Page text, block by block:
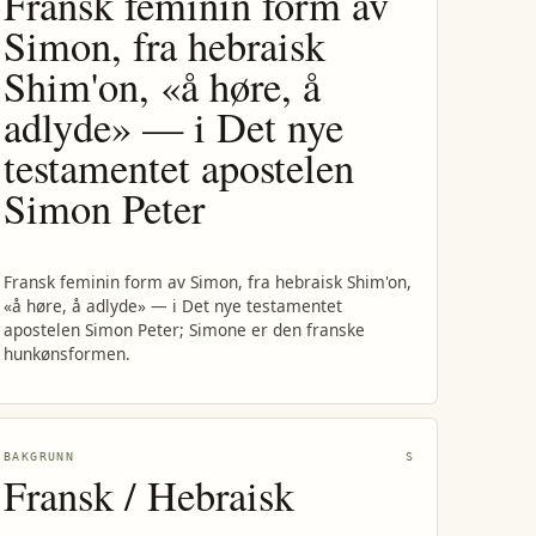
Simon, fra hebraisk
Shim'on, «å høre, å
adlyde» — i Det nye
testamentet apostelen
Simon Peter
Fransk feminin form av Simon, fra hebraisk Shim'on,
«å høre, å adlyde» — i Det nye testamentet
apostelen Simon Peter; Simone er den franske
hunkønsformen.
BAKGRUNN S
Fransk / Hebraisk